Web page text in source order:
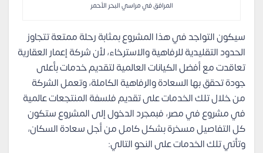
المرافق في مراسي البحر الأحمر
سيكون التواجد في هذا المشروع بمثابة رحلة ممتعة تتجاوز
الحدود التقليدية للرفاهية والاسترخاء، لأن شركة إعمار العقارية
تعاقدت مع أفضل الكيانات العالمية لتقديم خدمات بأعلى
جودة تحقق بها السعادة والرفاهية الكاملة، وتعمل الشركة
من خلال تلك الخدمات على تقديم فلسفة المنتجعات عالمية
في مشروع في مصر، فبمجرد الدخول إلى المشروع ستكون
كل التفاصيل مسخرة بشكل كامل من أجل سعادة السكان،
وتأتي تلك الخدمات على النحو التالي: